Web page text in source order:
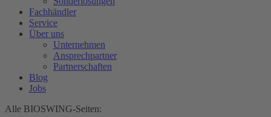
Fachhändler
Service
Über uns
Unternehmen
Ansprechpartner
Partnerschaften
Blog
Jobs
Alle BIOSWING-Seiten: